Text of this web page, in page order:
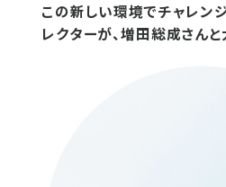
この新しい環境でチャレン
レクターが、増田総成さん